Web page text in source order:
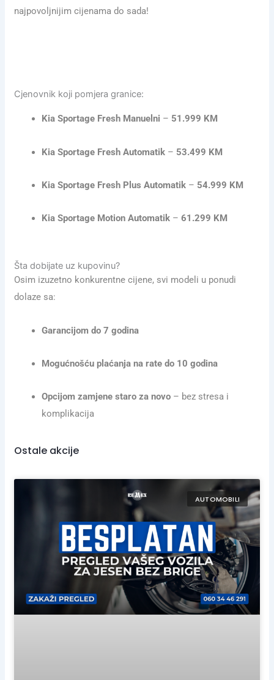
najpovoljnijim cijenama do sada!
Cjenovnik koji pomjera granice:
Kia Sportage Fresh Manuelni – 51.999 KM
Kia Sportage Fresh Automatik– 53.499 KM
Kia Sportage Fresh Plus Automatik– 54.999 KM
Kia Sportage Motion Automatik– 61.299 KM
Šta dobijate uz kupovinu?
Osim izuzetno konkurentne cijene, svi modeli u ponudi
dolaze sa:
Garancijom do 7 godina
Mogućnošću plaćanja na rate do 10 godina
Opcijom zamjene staro za novo– bez stresa i
komplikacija
Ostale akcije
AUTOMOBILI